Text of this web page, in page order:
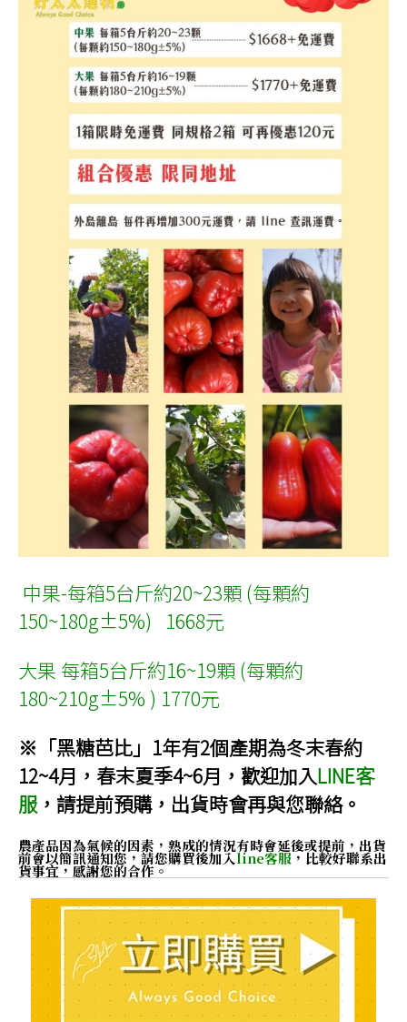
中果-每箱5台斤約20~23顆 (每顆約
150~180g±5%)
1668元
大果 每箱5台斤約16~19顆 (每顆約
180~210g±5% ) 1770元
※「黑糖芭比」1年有2個產期為冬末春約
12~4月，春末夏季4~6月，歡迎加入LINE客
服 ，請提前預購，出貨時會再與您聯絡。
農產品因為氣候的因素，熟成的情況有時會延後或提前，出貨
前會以簡訊通知您，請您購買後加入line客服，比較好聯系出
貨事宜，感謝您的合作。